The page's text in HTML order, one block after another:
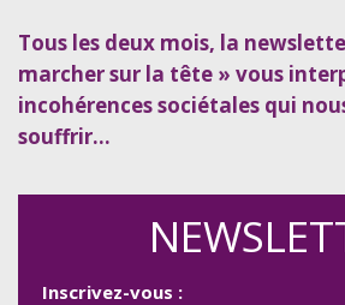
Tous les deux mois, la
marcher sur la tête » vous
incohérences sociétales qui
souffrir…
Inscrivez-vous :